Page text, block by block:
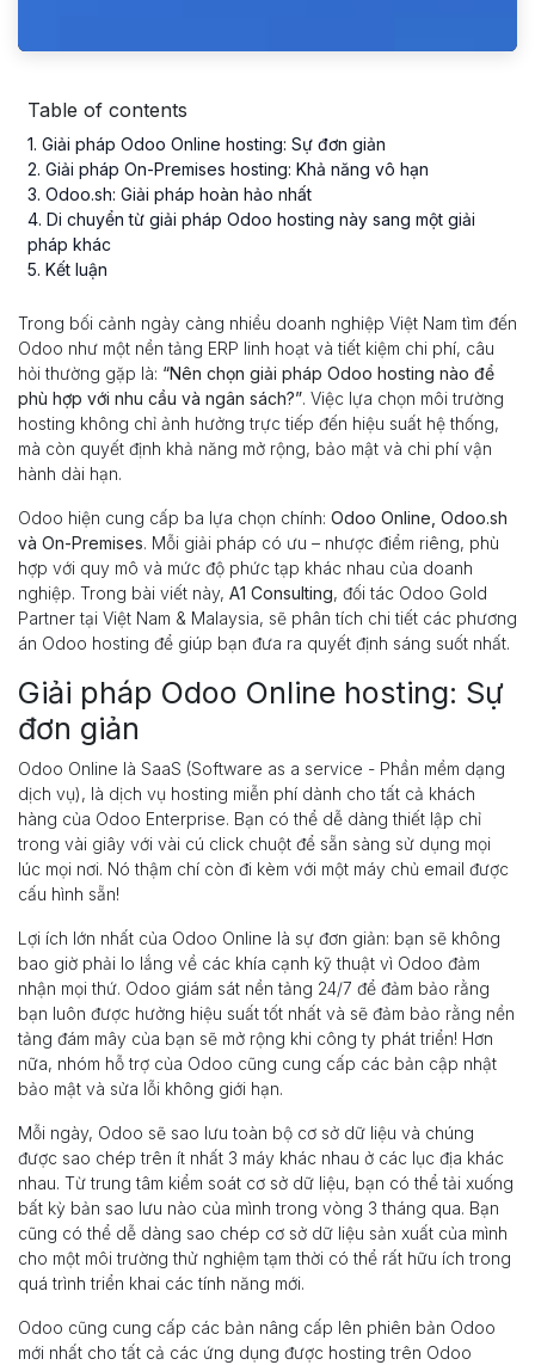
Table of contents
1. Giải pháp Odoo Online hosting: Sự đơn giản
2. Giải pháp On-Premises hosting: Khả năng vô hạn
3. Odoo.sh: Giải pháp hoàn hảo nhất
4. Di chuyển từ giải pháp Odoo hosting này sang một giải
pháp khác
5. Kết luận
Trong bối cảnh ngày càng nhiều doanh nghiệp Việt Nam tìm đến
Odoo như một nền tảng ERP linh hoạt và tiết kiệm chi phí, câu
hỏi thường gặp là: “Nên chọn giải pháp Odoo hosting nào để
phù hợp với nhu cầu và ngân sách?”. Việc lựa chọn môi trường
hosting không chỉ ảnh hưởng trực tiếp đến hiệu suất hệ thống,
mà còn quyết định khả năng mở rộng, bảo mật và chi phí vận
hành dài hạn.
Odoo hiện cung cấp ba lựa chọn chính: Odoo Online, Odoo.sh
và On-Premises. Mỗi giải pháp có ưu – nhược điểm riêng, phù
hợp với quy mô và mức độ phức tạp khác nhau của doanh
nghiệp. Trong bài viết này, A1 Consulting, đối tác Odoo Gold
Partner tại Việt Nam & Malaysia, sẽ phân tích chi tiết các phương
án Odoo hosting để giúp bạn đưa ra quyết định sáng suốt nhất.
Giải pháp Odoo Online hosting: Sự
đơn giản
Odoo Online là SaaS (Software as a service - Phần mềm dạng
dịch vụ), là dịch vụ hosting miễn phí dành cho tất cả khách
hàng của Odoo Enterprise. Bạn có thể dễ dàng thiết lập chỉ
trong vài giây với vài cú click chuột để sẵn sàng sử dụng mọi
lúc mọi nơi. Nó thậm chí còn đi kèm với một máy chủ email được
cấu hình sẵn!
Lợi ích lớn nhất của Odoo Online là sự đơn giản: bạn sẽ không
bao giờ phải lo lắng về các khía cạnh kỹ thuật vì Odoo đảm
nhận mọi thứ. Odoo giám sát nền tảng 24/7 để đảm bảo rằng
bạn luôn được hưởng hiệu suất tốt nhất và sẽ đảm bảo rằng nền
tảng đám mây của bạn sẽ mở rộng khi công ty phát triển! Hơn
nữa, nhóm hỗ trợ của Odoo cũng cung cấp các bản cập nhật
bảo mật và sửa lỗi không giới hạn.
Mỗi ngày, Odoo sẽ sao lưu toàn bộ cơ sở dữ liệu và chúng
được sao chép trên ít nhất 3 máy khác nhau ở các lục địa khác
nhau. Từ trung tâm kiểm soát cơ sở dữ liệu, bạn có thể tải xuống
bất kỳ bản sao lưu nào của mình trong vòng 3 tháng qua. Bạn
cũng có thể dễ dàng sao chép cơ sở dữ liệu sản xuất của mình
cho một môi trường thử nghiệm tạm thời có thể rất hữu ích trong
quá trình triển khai các tính năng mới.
Odoo cũng cung cấp các bản nâng cấp lên phiên bản Odoo
mới nhất cho tất cả các ứng dụng được hosting trên Odoo